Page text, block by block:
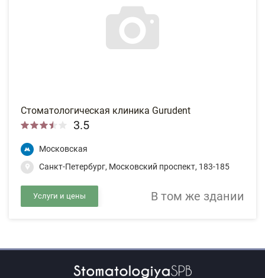
Стоматологическая клиника Gurudent
3.5
Московская
Санкт-Петербург, Московский проспект, 183-185
Услуги и цены В том же здании